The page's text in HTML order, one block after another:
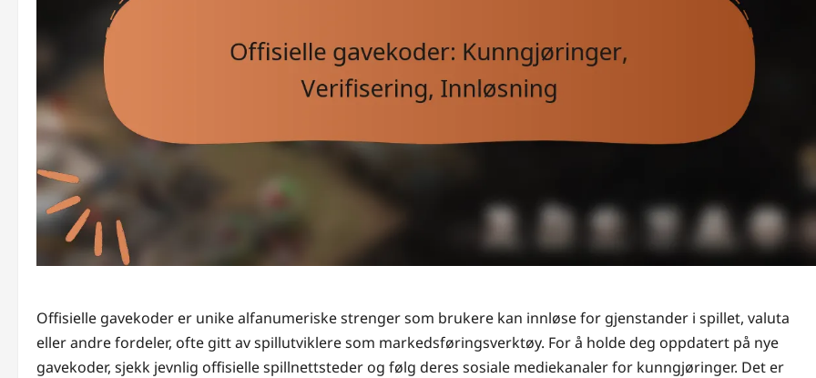
Offisielle gavekoder er unike alfanumeriske strenger som brukere kan innløse for gjenstander i spillet, valuta
eller andre fordeler, ofte gitt av spillutviklere som markedsføringsverktøy. For å holde deg oppdatert på nye
gavekoder, sjekk jevnlig offisielle spillnettsteder og følg deres sosiale mediekanaler for kunngjøringer. Det er